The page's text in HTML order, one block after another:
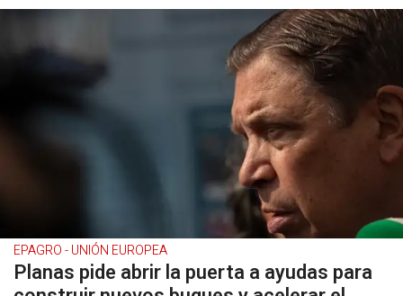
EPAGRO - UNIÓN EUROPEA
Planas pide abrir la puerta a ayudas para